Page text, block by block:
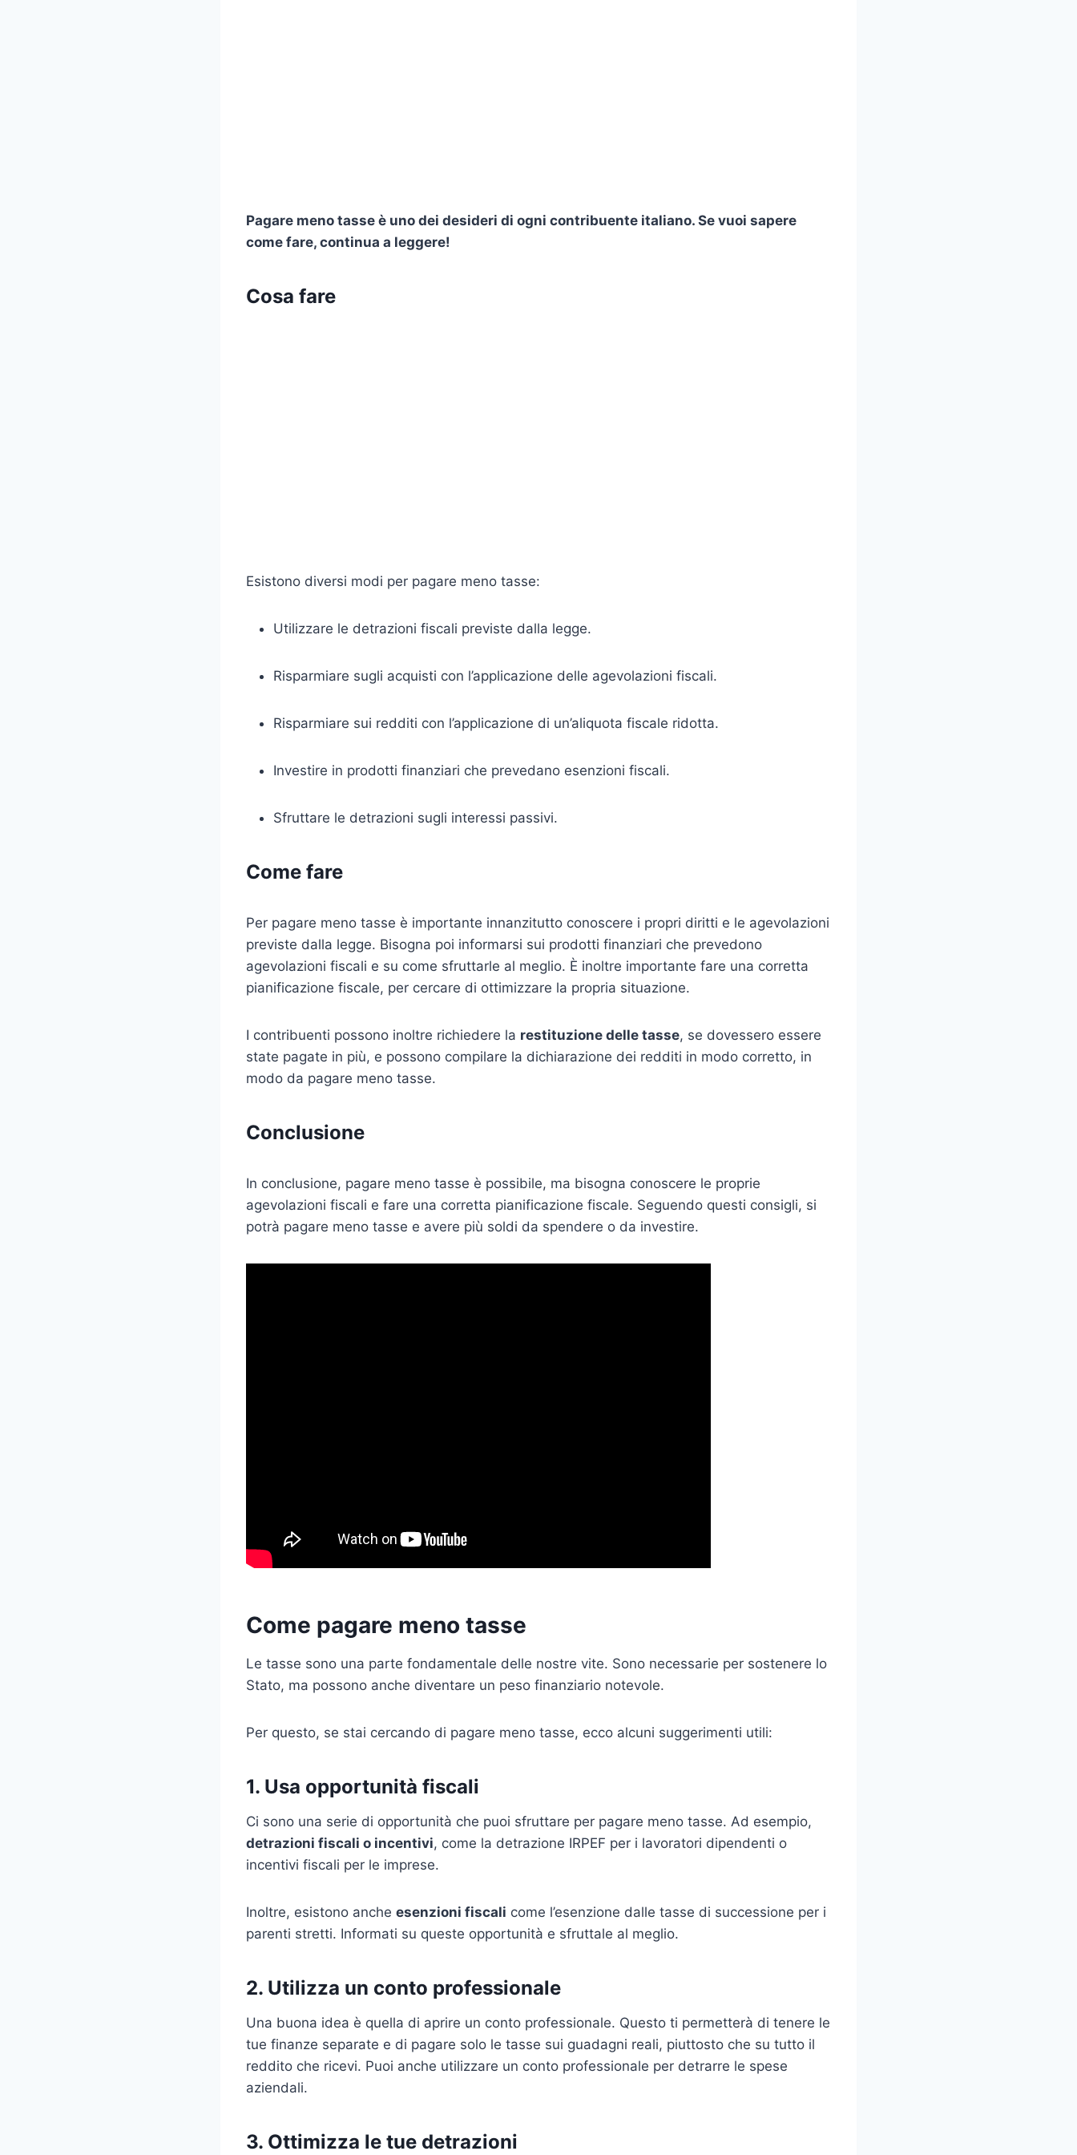
Pagare meno tasse è uno dei desideri di ogni contribuente italiano. Se vuoi sapere
come fare, continua a leggere!
Cosa fare
Esistono diversi modi per pagare meno tasse:
Utilizzare le detrazioni fiscali previste dalla legge.
Risparmiare sugli acquisti con l’applicazione delle agevolazioni fiscali.
Risparmiare sui redditi con l’applicazione di un’aliquota fiscale ridotta.
Investire in prodotti finanziari che prevedano esenzioni fiscali.
Sfruttare le detrazioni sugli interessi passivi.
Come fare
Per pagare meno tasse è importante innanzitutto conoscere i propri diritti e le agevolazioni
previste dalla legge. Bisogna poi informarsi sui prodotti finanziari che prevedono
agevolazioni fiscali e su come sfruttarle al meglio. È inoltre importante fare una corretta
pianificazione fiscale, per cercare di ottimizzare la propria situazione.
I contribuenti possono inoltre richiedere la restituzione delle tasse, se dovessero essere
state pagate in più, e possono compilare la dichiarazione dei redditi in modo corretto, in
modo da pagare meno tasse.
Conclusione
In conclusione, pagare meno tasse è possibile, ma bisogna conoscere le proprie
agevolazioni fiscali e fare una corretta pianificazione fiscale. Seguendo questi consigli, si
potrà pagare meno tasse e avere più soldi da spendere o da investire.
Come pagare meno tasse
Le tasse sono una parte fondamentale delle nostre vite. Sono necessarie per sostenere lo
Stato, ma possono anche diventare un peso finanziario notevole.
Per questo, se stai cercando di pagare meno tasse, ecco alcuni suggerimenti utili:
1. Usa opportunità fiscali
Ci sono una serie di opportunità che puoi sfruttare per pagare meno tasse. Ad esempio,
detrazioni fiscali o incentivi, come la detrazione IRPEF per i lavoratori dipendenti o
incentivi fiscali per le imprese.
Inoltre, esistono anche esenzioni fiscali come l’esenzione dalle tasse di successione per i
parenti stretti. Informati su queste opportunità e sfruttale al meglio.
2. Utilizza un conto professionale
Una buona idea è quella di aprire un conto professionale. Questo ti permetterà di tenere le
tue finanze separate e di pagare solo le tasse sui guadagni reali, piuttosto che su tutto il
reddito che ricevi. Puoi anche utilizzare un conto professionale per detrarre le spese
aziendali.
3. Ottimizza le tue detrazioni